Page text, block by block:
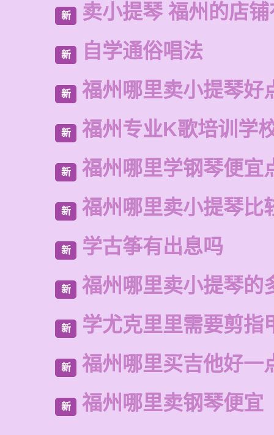
新 卖小提琴 福州的店
新 自学通俗唱法
新 福州哪里卖小提琴好
新 福州专业K歌培训学
新 福州哪里学钢琴便宜
新 福州哪里卖小提琴比
新 学古筝有出息吗
新 福州哪里卖小提琴的
新 学尤克里里需要剪指
新 福州哪里买吉他好一
新 福州哪里卖钢琴便宜